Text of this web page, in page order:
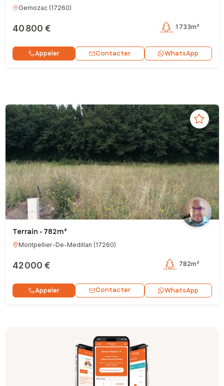
Gemozac(17260)
40 800 € 1 733m²
Appeler Contacter WhatsApp
Terrain - 782m²
Montpellier-De-Medillan (17260)
42 000 € 782m²
Appeler Contacter WhatsApp